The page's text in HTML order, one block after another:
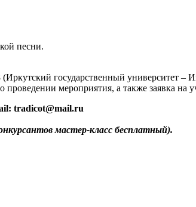
песни.
государственный университет –
мероприятия, а также заявка на
tradicot@mail.ru
мастер-класс бесплатный).